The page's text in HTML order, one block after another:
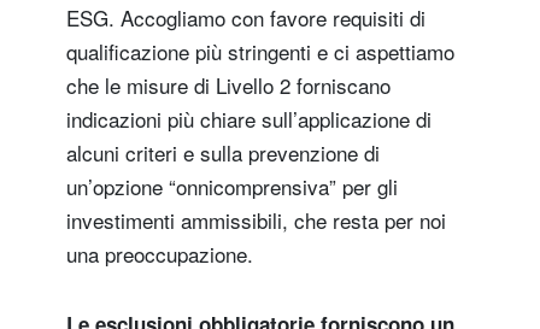
ESG. Accogliamo con favore requisiti di
qualificazione più stringenti e ci aspettiamo
che le misure di Livello 2 forniscano
indicazioni più chiare sull’applicazione di
alcuni criteri e sulla prevenzione di
un’opzione “onnicomprensiva” per gli
investimenti ammissibili, che resta per noi
una preoccupazione.